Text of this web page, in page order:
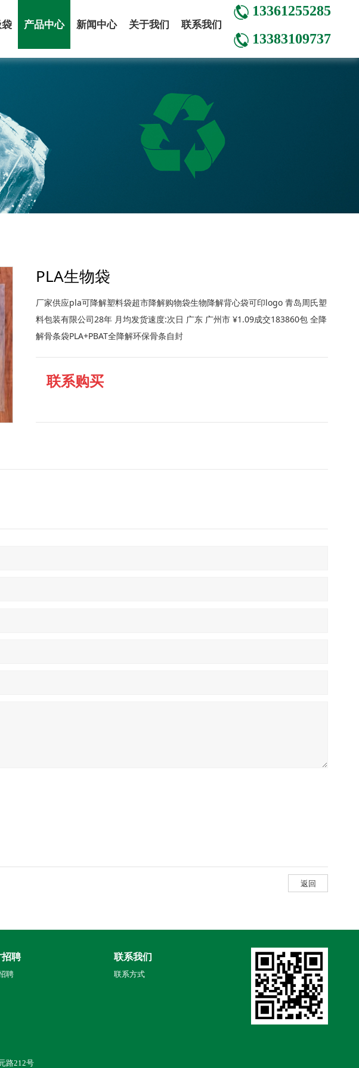
13361255285
13383109737
产品中心 新闻中心 关于我们 联系我们
PLA生物袋
厂家供应pla可降解塑料袋超市降解购物袋生物降解背心袋可印logo 青岛周氏塑
料包装有限公司28年 月均发货速度:次日 广东 广州市 ¥1.09成交183860包 全降
解骨条袋PLA+PBAT全降解环保骨条自封
联系购买
返回
招聘
聘
联系我们
联系方式
路212号